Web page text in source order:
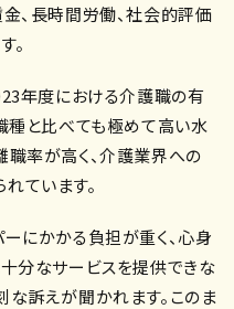
、長時間労働、社会的評価
。
年度における介護職の有
種と比べても極めて高い水
職率が高く、介護業界への
ています。
にかかる負担が重く、心身
十分なサービスを提供できな
な訴えが聞かれます。このま